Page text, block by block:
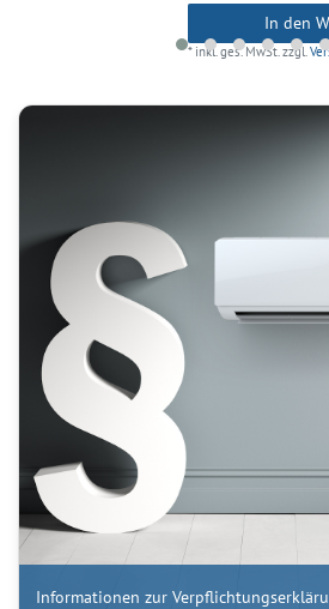
In den
* inkl. ges. MwSt.zzgl.
Informationen zur